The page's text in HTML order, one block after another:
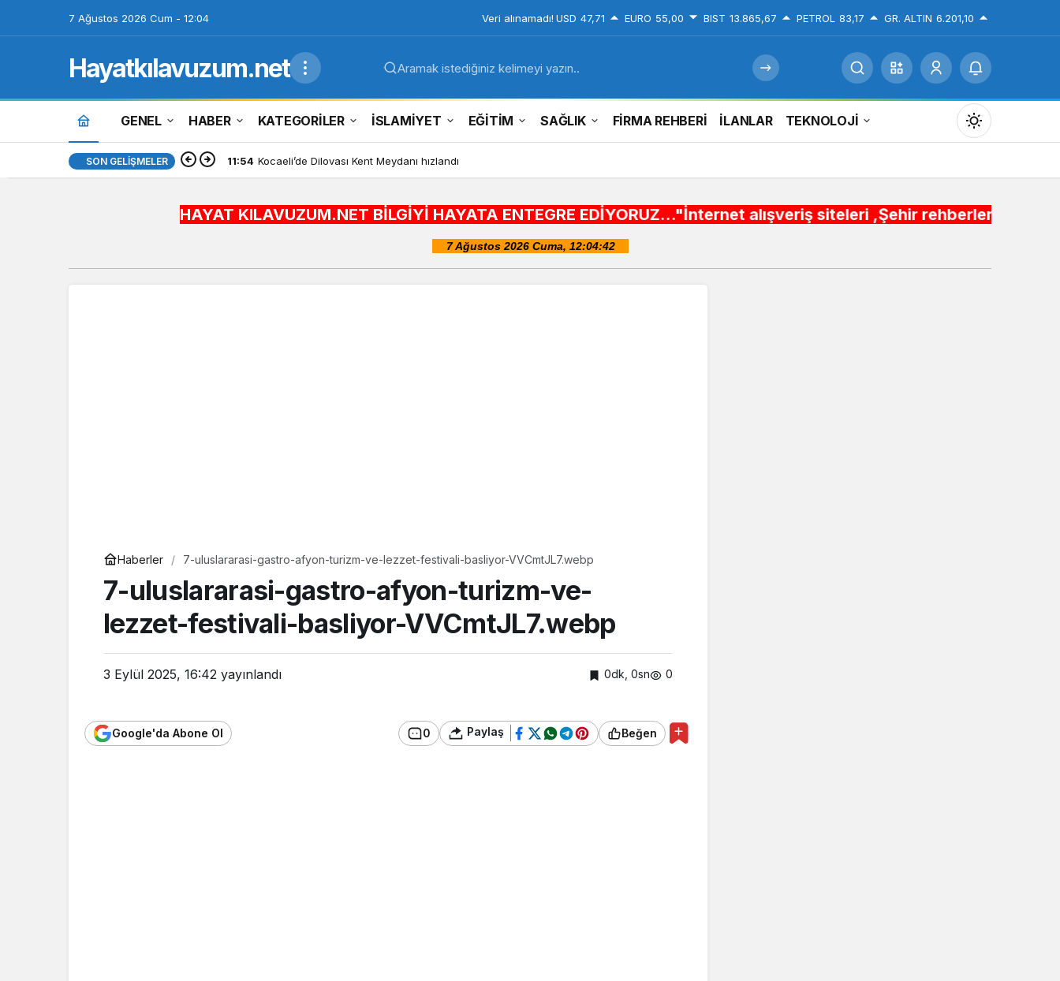
7 Ağustos 2026 Cum - 12:04 Veri alınamadı! USD 47,71 EURO 55,00 BIST 13.865,67 PETROL 83,17 GR. ALTIN 6.201,10
Hayatkılavuzum.net Aramak istediğiniz kelimeyi yazın..
GENEL HABER KATEGORİLER İSLAMİYET EĞİTİM SAĞLIK FİRMA REHBERİ İLANLAR TEKNOLOJİ
Mod
değiştir
SON GELIŞMELER 11:54 Kocaeli’de Dilovası Kent Meydanı hızlandı
HAYAT KILAVUZUM.NET BİLGİYİ HAYATA ENTEGRE EDİYORUZ..."İnternet alışveriş siteleri ,Şehir rehberleri ,
Haberler 7-uluslararasi-gastro-afyon-turizm-ve-lezzet-festivali-basliyor-VVCmtJL7.webp
7-uluslararasi-gastro-afyon-turizm-ve-
lezzet-festivali-basliyor-VVCmtJL7.webp
3 Eylül 2025, 16:42 yayınlandı 0dk, 0sn 0
Google'da Abone Ol 0 Paylaş Beğen